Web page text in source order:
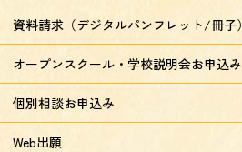
資料請求（デジタルパンフレット/冊子）
オープンスクール・学校説明会お申込み
個別相談お申込み
Web出願